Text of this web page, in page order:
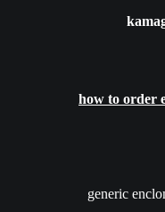
how to order
generic